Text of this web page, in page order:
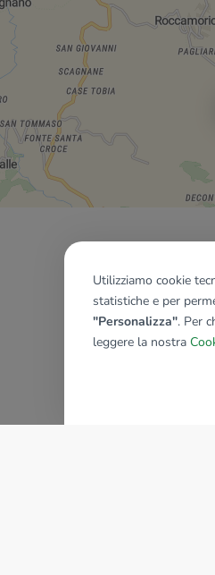
Utilizziamo cookie
statistiche e per
"Personalizza". Per
leggere la nostra